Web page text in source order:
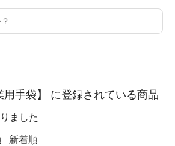
用手袋】 に登録されている商品
ました
新着順